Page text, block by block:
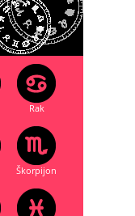
Rak
Škorpijon